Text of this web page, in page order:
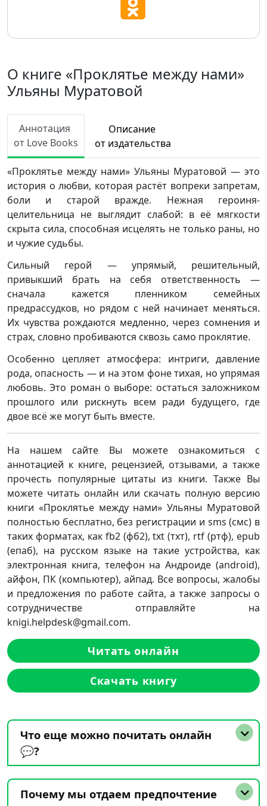
О книге «Проклятье между нами»
Ульяны Муратовой
Аннотация
от Love Books
Описание
от издательства
«Проклятье между нами» Ульяны Муратовой — это
история о любви, которая растёт вопреки запретам,
боли и старой вражде. Нежная героиня-
целительница не выглядит слабой: в её мягкости
скрыта сила, способная исцелять не только раны, но
и чужие судьбы.
Сильный герой — упрямый, решительный,
привыкший брать на себя ответственность —
сначала кажется пленником семейных
предрассудков, но рядом с ней начинает меняться.
Их чувства рождаются медленно, через сомнения и
страх, словно пробиваются сквозь само проклятие.
Особенно цепляет атмосфера: интриги, давление
рода, опасность — и на этом фоне тихая, но упрямая
любовь. Это роман о выборе: остаться заложником
прошлого или рискнуть всем ради будущего, где
двое всё же могут быть вместе.
На нашем сайте Вы можете ознакомиться с
аннотацией к книге, рецензией, отзывами, а также
прочесть популярные цитаты из книги. Также Вы
можете читать онлайн или скачать полную версию
книги «Проклятье между нами» Ульяны Муратовой
полностью бесплатно, без регистрации и sms (смс) в
таких форматах, как fb2 (фб2), txt (тхт), rtf (ртф), epub
(епаб), на русском языке на такие устройства, как
электронная книга, телефон на Андроиде (android),
айфон, ПК (компьютер), айпад. Все вопросы, жалобы
и предложения по работе сайта, а также запросы о
сотрудничестве отправляйте на
knigi.helpdesk@gmail.com.
Читать онлайн
Скачать книгу
Что еще можно почитать онлайн
💬?
Почему мы отдаем предпочтение